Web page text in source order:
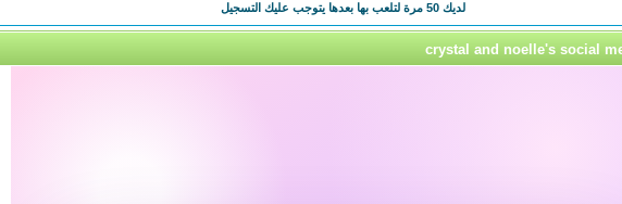
لديك50 مرة لتلعب بها بعدها يتوجب عليك التسجيل